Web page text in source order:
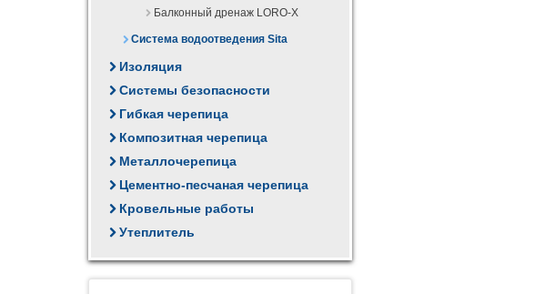
Балконный дренаж LORO-X
Система водоотведения Sita
Изоляция
Системы безопасности
Гибкая черепица
Композитная черепица
Металлочерепица
Цементно-песчаная черепица
Кровельные работы
Утеплитель